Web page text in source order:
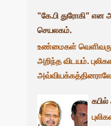
"கே.பி துரோகி" என
செயலகம்.
உண்மைகள்
அறிந்த விடயம்.